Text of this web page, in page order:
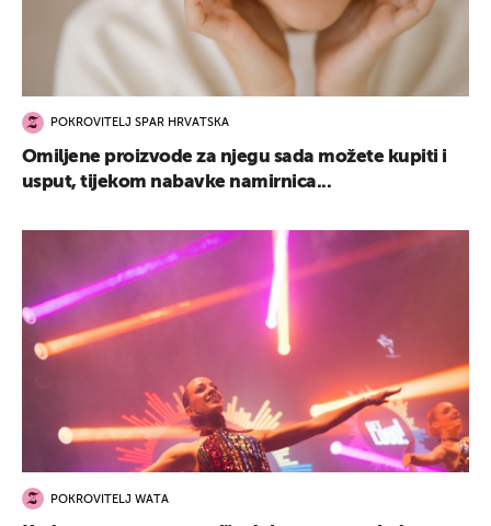
POKROVITELJ SPAR HRVATSKA
Omiljene proizvode za njegu sada možete kupiti i
usput, tijekom nabavke namirnica...
POKROVITELJ WATA